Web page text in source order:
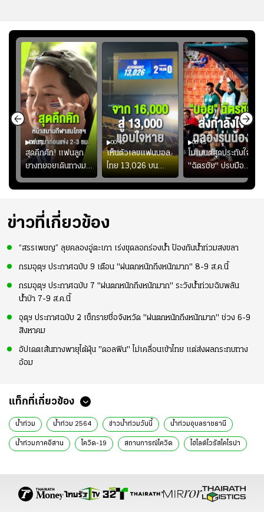
00:51
สุดคึกคัก! แฟนลูก
ยางทยอยเดินทางมา
หน้าสนามกีฬา
สมโภชฯ กันอย่าง
2-3 ชั่วโมง
00:40
เห็นตัวเลขแฟนบอล
ไทย 13,026 บน
สกอร์บอร์ดแล้วแอบ
ใจหาย น้อยกว่านัดที่
อย่างเห็นได้ชัด
00:45
โมเมนต์สุดประทับใจ!
"ฉัตรชัย" ปรบมือ
ฉลองประตูแรกให้
ดาวรุ่ง "เจะฮานาฟี"
ข่าวที่เกี่ยวข้อง
“สรรเพชญ” ลุยคลองอู่ตะเภา เร่งขุดลอกร่องน้ำ ป้องกันน้ำท่วมสงขลา
กรมอุตุฯ ประกาศฉบับ 9 เตือน "ฝนตกหนักถึงหนักมาก" 8-9 ส.ค.นี้
กรมอุตุฯ ประกาศฉบับ 7 "ฝนตกหนักถึงหนักมาก" ระวังน้ำท่วมฉับพลัน
น้ำป่า 7-9 ส.ค.นี้
อุตุฯ ประกาศฉบับ 2 เช็กรายชื่อจังหวัด "ฝนตกหนักถึงหนักมาก" ช่วง 6-9
สิงหาคม
อัปเดตเส้นทางพายุไต้ฝุ่น "ดอลฟิน" ไม่เคลื่อนเข้าไทย แต่ส่งผลกระทบทาง
อ้อม
แท็กที่เกี่ยวข้อง
น้ำท่วม น้ำท่วม 2564 ข่าวน้ำท่วมวันนี้ น้ำท่วมอุบลราชธานี
น้ำท่วมภาคอีสาน โควิด-19 สถานการณ์โควิด ไฮไลต์ไวรัสโคโรน่า
ข่าวการเมืองออนไลน์ ข่าวทั่วไป